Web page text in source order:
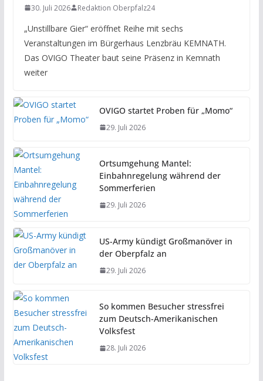
30. Juli 2026 Redaktion Oberpfalz24
„Unstillbare Gier“ eröffnet Reihe mit sechs
Veranstaltungen im Bürgerhaus Lenzbräu KEMNATH.
Das OVIGO Theater baut seine Präsenz in Kemnath
weiter
OVIGO startet Proben für „Momo“
29. Juli 2026
Ortsumgehung Mantel:
Einbahnregelung während der
Sommerferien
29. Juli 2026
US-Army kündigt Großmanöver in
der Oberpfalz an
29. Juli 2026
So kommen Besucher stressfrei
zum Deutsch-Amerikanischen
Volksfest
28. Juli 2026